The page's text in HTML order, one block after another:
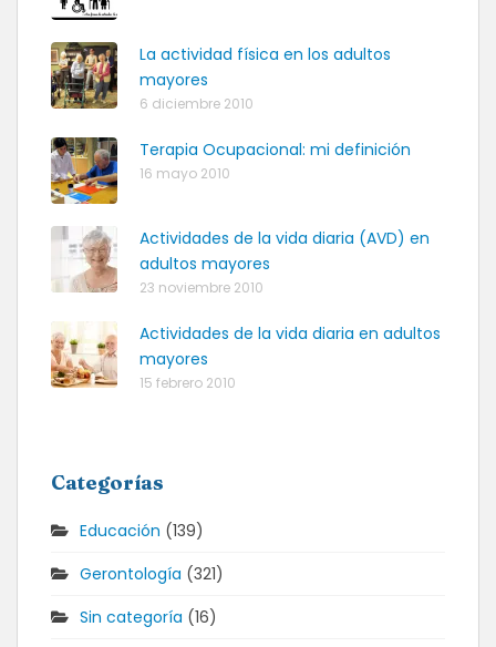
La actividad física en los adultos
mayores
6 diciembre 2010
Terapia Ocupacional: mi definición
16 mayo 2010
Actividades de la vida diaria (AVD) en
adultos mayores
23 noviembre 2010
Actividades de la vida diaria en adultos
mayores
15 febrero 2010
Categorías
Educación (139)
Gerontología (321)
Sin categoría (16)